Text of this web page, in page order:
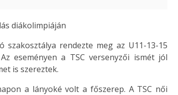
diákolimpiáján
rendezte meg az U11-13-15
eseményen a TSC versenyzői ismét jól
is szereztek.
a lányoké volt a főszerep. A TSC női